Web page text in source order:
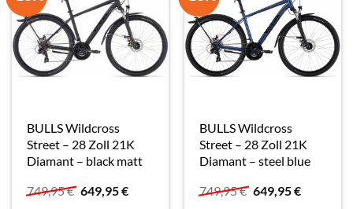
BULLS Wildcross
Street – 28 Zoll 21K
Diamant – black matt
749,95€ Ursprünglicher
Preis
649,95€Aktueller
BULLS Wildcross
Street – 28 Zoll 21K
Diamant – steel blue
749,95€ Ursprünglicher
Preis
649,95€Aktueller